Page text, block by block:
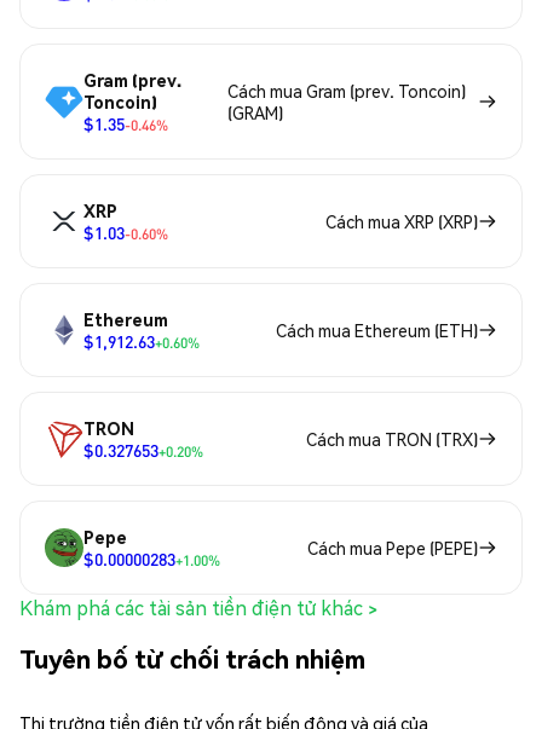
Gram (prev.
Toncoin)
$1.35-0.46%
Cách mua Gram (prev. Toncoin)
(GRAM)
XRP
$1.03-0.60%
Cách mua XRP (XRP)
Ethereum
$1,912.63+0.60%
Cách mua Ethereum (ETH)
TRON
$0.327653+0.20%
Cách mua TRON (TRX)
Pepe
$0.00000283+1.00%
Cách mua Pepe (PEPE)
Khám phá các tài sản tiền điện tử khác >
Tuyên bố từ chối trách nhiệm
Thị trường tiền điện tử vốn rất biến động và giá của